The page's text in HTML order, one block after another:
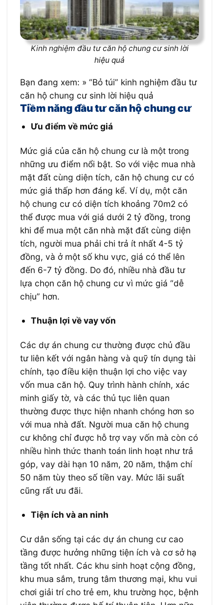
Kinh nghiệm đầu tư căn hộ chung cư sinh lời
hiệu quả
Bạn đang xem: » “Bỏ túi” kinh nghiệm đầu tư
căn hộ chung cư sinh lời hiệu quả
Tiềm năng đầu tư căn hộ chung cư
Ưu điểm về mức giá
Mức giá của căn hộ chung cư là một trong
những ưu điểm nổi bật. So với việc mua nhà
mặt đất cùng diện tích, căn hộ chung cư có
mức giá thấp hơn đáng kể. Ví dụ, một căn
hộ chung cư có diện tích khoảng 70m2 có
thể được mua với giá dưới 2 tỷ đồng, trong
khi để mua một căn nhà mặt đất cùng diện
tích, người mua phải chi trả ít nhất 4-5 tỷ
đồng, và ở một số khu vực, giá có thể lên
đến 6-7 tỷ đồng. Do đó, nhiều nhà đầu tư
lựa chọn căn hộ chung cư vì mức giá “dễ
chịu” hơn.
Thuận lợi về vay vốn
Các dự án chung cư thường được chủ đầu
tư liên kết với ngân hàng và quỹ tín dụng tài
chính, tạo điều kiện thuận lợi cho việc vay
vốn mua căn hộ. Quy trình hành chính, xác
minh giấy tờ, và các thủ tục liên quan
thường được thực hiện nhanh chóng hơn so
với mua nhà đất. Người mua căn hộ chung
cư không chỉ được hỗ trợ vay vốn mà còn có
nhiều hình thức thanh toán linh hoạt như trả
góp, vay dài hạn 10 năm, 20 năm, thậm chí
50 năm tùy theo số tiền vay. Mức lãi suất
cũng rất ưu đãi.
Tiện ích và an ninh
Cư dân sống tại các dự án chung cư cao
tầng được hưởng những tiện ích và cơ sở hạ
tầng tốt nhất. Các khu sinh hoạt cộng đồng,
khu mua sắm, trung tâm thương mại, khu vui
chơi giải trí cho trẻ em, khu trường học, bệnh